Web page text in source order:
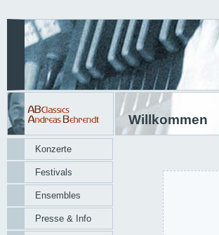
Willkommen
Konzerte
Festivals
Ensembles
Presse & Info